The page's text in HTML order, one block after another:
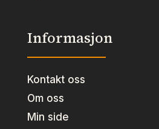
Informasjon
Kontakt oss
Om oss
Min side